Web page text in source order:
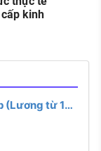
kinh
từ 17 -